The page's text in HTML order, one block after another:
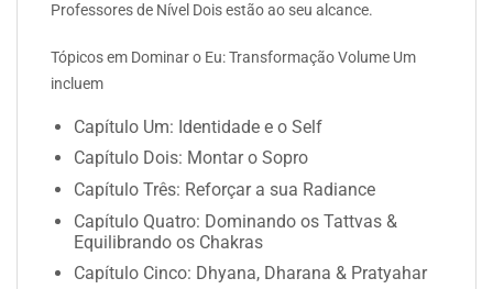
Professores de Nível Dois estão ao seu alcance.
Tópicos em Dominar o Eu: Transformação Volume Um
incluem
Capítulo Um: Identidade e o Self
Capítulo Dois: Montar o Sopro
Capítulo Três: Reforçar a sua Radiance
Capítulo Quatro: Dominando os Tattvas &
Equilibrando os Chakras
Capítulo Cinco: Dhyana, Dharana & Pratyahar